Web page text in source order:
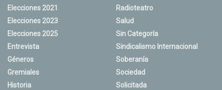
Elecciones 2021
Elecciones 2023
Elecciones 2025
Entrevista
Géneros
Gremiales
Historia
Radioteatro
Salud
Sin Categoría
Sindicalismo Internacional
Soberanía
Sociedad
Solicitada